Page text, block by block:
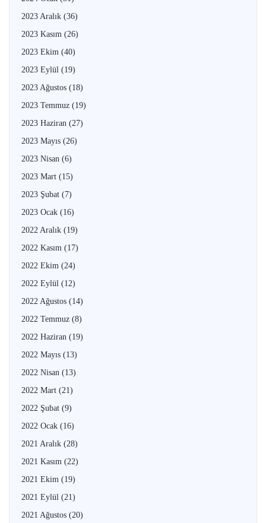
2023 Aralık (36)
2023 Kasım (26)
2023 Ekim (40)
2023 Eylül (19)
2023 Ağustos (18)
2023 Temmuz (19)
2023 Haziran (27)
2023 Mayıs (26)
2023 Nisan (6)
2023 Mart (15)
2023 Şubat (7)
2023 Ocak (16)
2022 Aralık (19)
2022 Kasım (17)
2022 Ekim (24)
2022 Eylül (12)
2022 Ağustos (14)
2022 Temmuz (8)
2022 Haziran (19)
2022 Mayıs (13)
2022 Nisan (13)
2022 Mart (21)
2022 Şubat (9)
2022 Ocak (16)
2021 Aralık (28)
2021 Kasım (22)
2021 Ekim (19)
2021 Eylül (21)
2021 Ağustos (20)